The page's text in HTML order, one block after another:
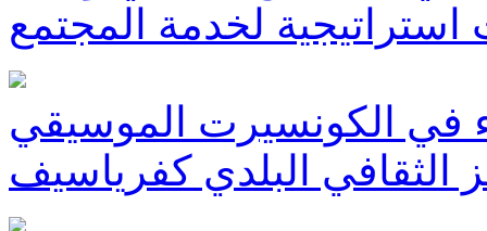
لخدمة المجتمع
في الكونسيرت الموسيقي
الثقافي البلدي كفرياسيف